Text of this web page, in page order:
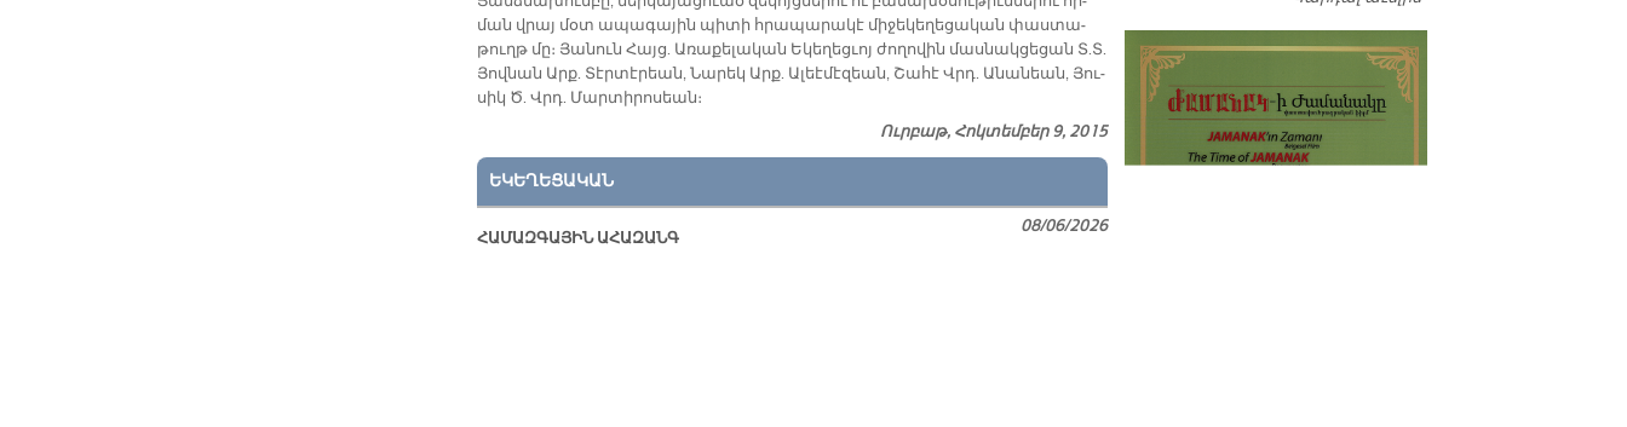
ման վրայ մօտ ա­պա­գա­յին պի­տի հրա­պա­րա­կէ մի­ջե­կե­ղե­ցա­կան փաս­տա­
թուղթ մը։ Յա­նուն Հայց. Ա­ռա­քե­լա­կան Ե­կե­ղեց­ւոյ ժո­ղո­վին մաս­նակ­ցե­ցան Տ.Տ.
Յով­նան Արք. Տէր­տէ­րեան, Նա­րեկ Արք. Ա­լեէ­մէ­զեան, Շա­հէ Վրդ. Ա­նա­նեան, Յու­
սիկ Ծ. Վրդ. Մար­տի­րո­սեան։
Ուրբաթ, Հոկտեմբեր 9, 2015
ԵԿԵՂԵՑԱԿԱՆ
ՀԱՄԱԶԳԱՅԻՆ ԱՀԱԶԱՆԳ
08/06/2026